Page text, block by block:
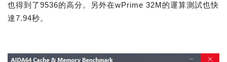
也得到了9536的高分。另外在wPrime 32M的運算測試也快
達7.94秒。